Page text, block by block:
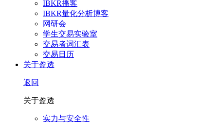
IBKR播客
IBKR量化分析博客
网研会
学生交易实验室
交易者词汇表
交易日历
关于盈透
返回
关于盈透
实力与安全性